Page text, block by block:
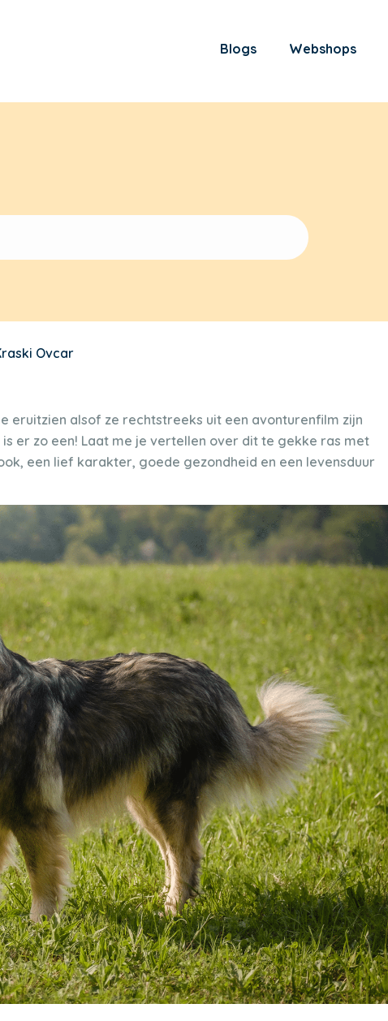
Blogs Webshops
Ovcar
eruitzien alsof ze rechtstreeks uit een avonturenfilm zijn
er zo een! Laat me je vertellen over dit te gekke ras met
een lief karakter, goede gezondheid en een levensduur